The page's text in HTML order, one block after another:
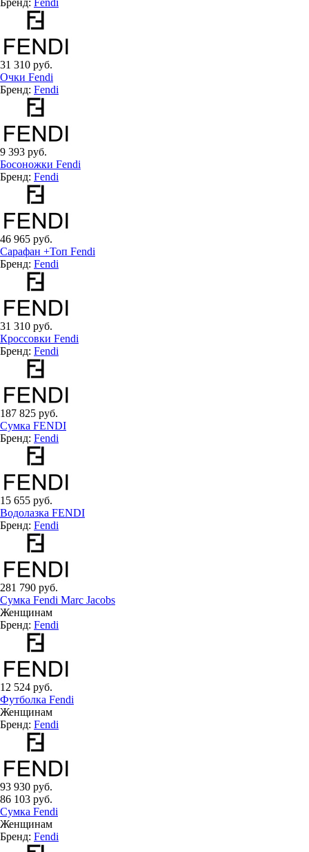
31 310 руб.
Очки Fendi
Бренд: Fendi
9 393 руб.
Босоножки Fendi
Бренд: Fendi
46 965 руб.
Сарафан +Топ Fendi
Бренд: Fendi
31 310 руб.
Кроссовки Fendi
Бренд: Fendi
187 825 руб.
Сумка FENDI
Бренд: Fendi
15 655 руб.
Водолазка FENDI
Бренд: Fendi
281 790 руб.
Сумка Fendi Marc Jacobs
Женщинам
Бренд: Fendi
12 524 руб.
Футболка Fendi
Женщинам
Бренд: Fendi
93 930 руб.
86 103 руб.
Сумка Fendi
Женщинам
Бренд: Fendi